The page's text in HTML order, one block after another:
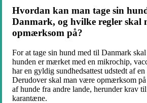
Hvordan kan man tage sin
Danmark, og hvilke regler skal
opmærksom på?
For at tage sin hund med til Danmark
hunden er mærket med en mikrochip,
har en gyldig sundhedsattest udstedt af
Derudover skal man være opmærksom
af hunde fra andre lande, herunder krav
karantæne.